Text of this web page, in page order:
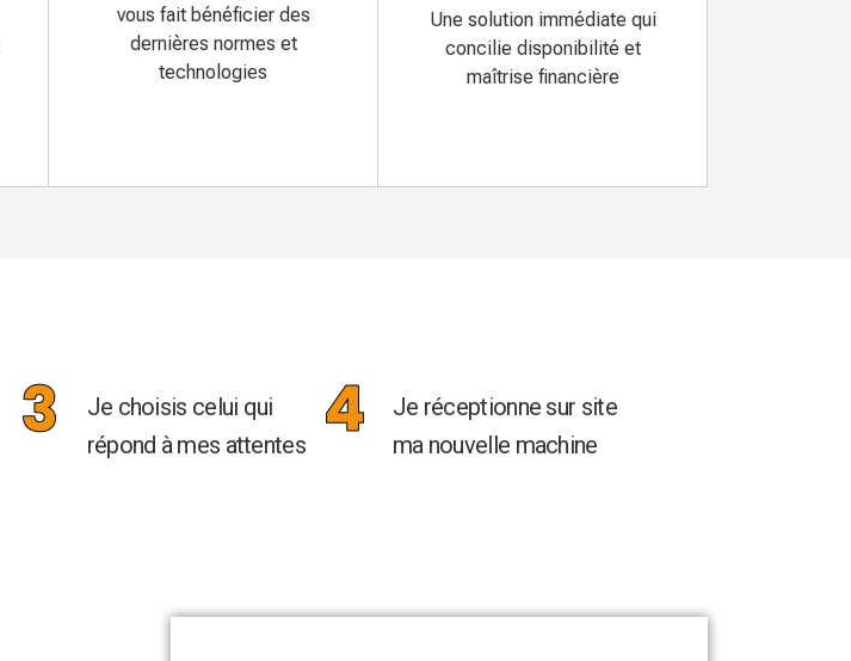
vous fait bénéficier des
dernières normes et
technologies
Une solution immédiate qui
concilie disponibilité et
maîtrise financière
Je choisis celui qui
répond à mes attentes
Je réceptionne sur site
ma nouvelle machine